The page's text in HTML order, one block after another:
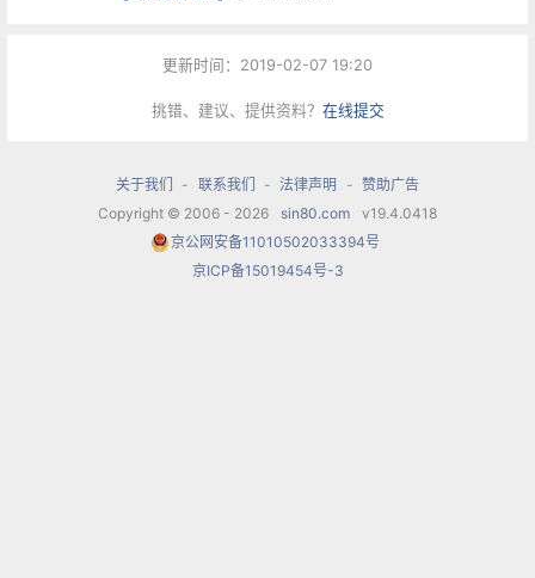
说起来，这首乐曲还被翻译为《森林之梦》、《圣
景之梦》，虽然还是这几个字，换了个次序，意味
更新时间：2019-02-07 19:20
挑错、建议、提供资料？ 在线提交
关于我们 - 联系我们 - 法律声明 - 赞助广告
Copyright © 2006 - 2026
sin80.com
v19.4.0418
京公网安备11010502033394号
京ICP备15019454号-3